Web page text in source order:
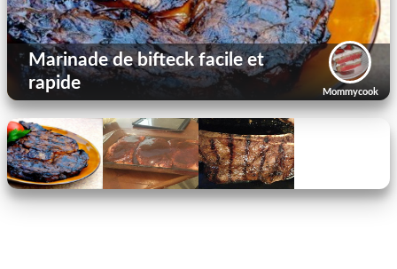
Mommycook
Marinade de bifteck facile et
rapide